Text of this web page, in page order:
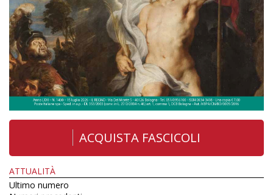
ACQUISTA FASCICOLI
ATTUALITÀ
Ultimo numero